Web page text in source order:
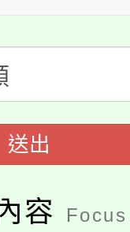
選結果(
險知識
度學生
住民語歌
年度第
選結果
學推廣
送出
容